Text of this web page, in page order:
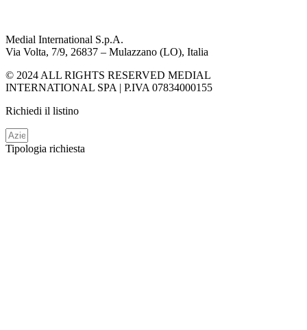
Medial International S.p.A.
Via Volta, 7/9, 26837 – Mulazzano (LO), Italia
© 2024 ALL RIGHTS RESERVED MEDIAL
INTERNATIONAL SPA | P.IVA 07834000155
Richiedi il listino
Tipologia richiesta